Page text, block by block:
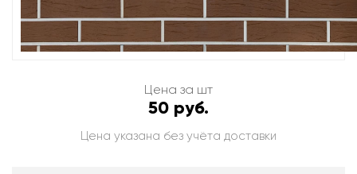
Цена за шт
50 руб.
Цена указана без учёта доставки